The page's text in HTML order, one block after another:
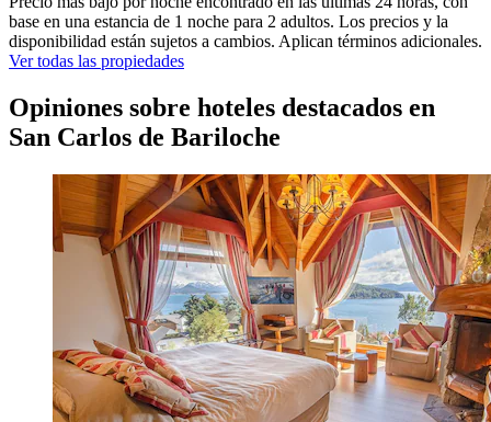
base en una estancia de 1 noche para 2 adultos. Los precios y la
disponibilidad están sujetos a cambios. Aplican términos adicionales.
Ver todas las propiedades
Opiniones sobre hoteles destacados en
San Carlos de Bariloche